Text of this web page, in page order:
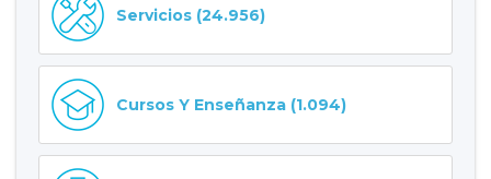
Servicios (24.956)
Cursos Y Enseñanza (1.094)